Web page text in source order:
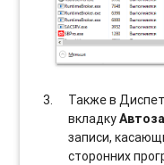
Также в
вкладку
записи,
сторонних